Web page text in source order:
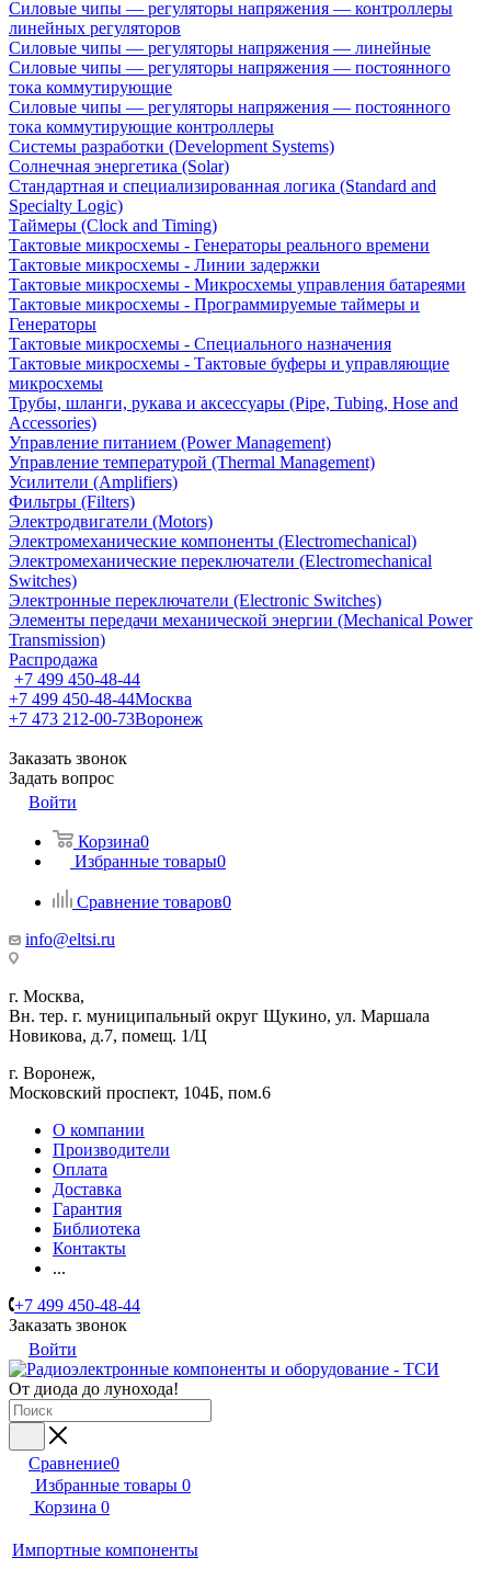
Силовые чипы — регуляторы напряжения — контроллеры
линейных регуляторов
Силовые чипы — регуляторы напряжения — линейные
Силовые чипы — регуляторы напряжения — постоянного
тока коммутирующие
Силовые чипы — регуляторы напряжения — постоянного
тока коммутирующие контроллеры
Системы разработки (Development Systems)
Солнечная энергетика (Solar)
Стандартная и специализированная логика (Standard and
Specialty Logic)
Таймеры (Clock and Timing)
Тактовые микросхемы - Генераторы реального времени
Тактовые микросхемы - Линии задержки
Тактовые микросхемы - Микросхемы управления батареями
Тактовые микросхемы - Программируемые таймеры и
Генераторы
Тактовые микросхемы - Специального назначения
Тактовые микросхемы - Тактовые буферы и управляющие
микросхемы
Трубы, шланги, рукава и аксессуары (Pipe, Tubing, Hose and
Accessories)
Управление питанием (Power Management)
Управление температурой (Thermal Management)
Усилители (Amplifiers)
Фильтры (Filters)
Электродвигатели (Motors)
Электромеханические компоненты (Electromechanical)
Электромеханические переключатели (Electromechanical
Switches)
Электронные переключатели (Electronic Switches)
Элементы передачи механической энергии (Mechanical Power
Transmission)
Распродажа
+7 499 450-48-44
+7 499 450-48-44Москва
+7 473 212-00-73Воронеж
Заказать звонок
Задать вопрос
Войти
Корзина0
Избранные товары0
Сравнение товаров0
info@eltsi.ru
г. Москва,
Вн. тер. г. муниципальный округ Щукино, ул. Маршала
Новикова, д.7, помещ. 1/Ц
г. Воронеж,
​Московский проспект, 104Б, пом.6
О компании
Производители
Оплата
Доставка
Гарантия
Библиотека
Контакты
...
+7 499 450-48-44
Заказать звонок
Войти
От диода до лунохода!
Сравнение0
Избранные товары 0
Корзина 0
Импортные компоненты